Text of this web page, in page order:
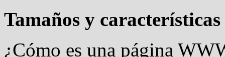
Tamaños y características
¿Cómo es una página